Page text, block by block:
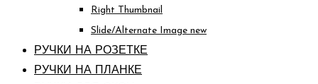
Right Thumbnail
Slide/Alternate Image new
РУЧКИ НА РОЗЕТКЕ
РУЧКИ НА ПЛАНКЕ